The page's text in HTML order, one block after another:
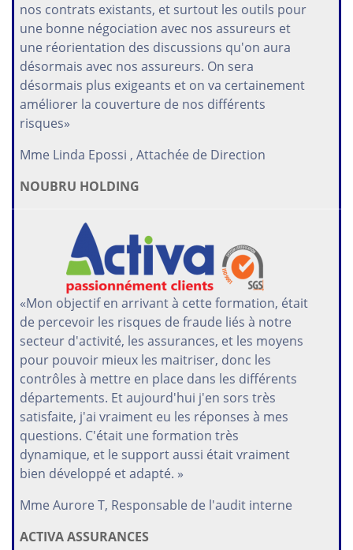
nos contrats existants, et surtout les outils pour
une bonne négociation avec nos assureurs et
une réorientation des discussions qu'on aura
désormais avec nos assureurs. On sera
désormais plus exigeants et on va certainement
améliorer la couverture de nos différents
risques»
Mme Linda Epossi , Attachée de Direction
NOUBRU HOLDING
«Mon objectif en arrivant à cette formation, était
de percevoir les risques de fraude liés à notre
secteur d'activité, les assurances, et les moyens
pour pouvoir mieux les maitriser, donc les
contrôles à mettre en place dans les différents
départements. Et aujourd'hui j'en sors très
satisfaite, j'ai vraiment eu les réponses à mes
questions. C'était une formation très
dynamique, et le support aussi était vraiment
bien développé et adapté. »
Mme Aurore T, Responsable de l'audit interne
ACTIVA ASSURANCES